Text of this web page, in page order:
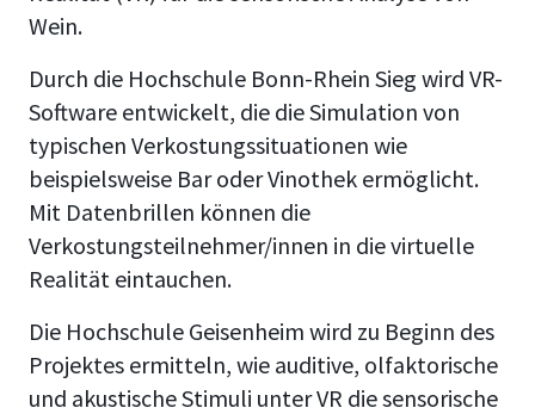
Wein.
Durch die Hochschule Bonn-Rhein Sieg wird VR-
Software entwickelt, die die Simulation von
typischen Verkostungssituationen wie
beispielsweise Bar oder Vinothek ermöglicht.
Mit Datenbrillen können die
Verkostungsteilnehmer/innen in die virtuelle
Realität eintauchen.
Die Hochschule Geisenheim wird zu Beginn des
Projektes ermitteln, wie auditive, olfaktorische
und akustische Stimuli unter VR die sensorische